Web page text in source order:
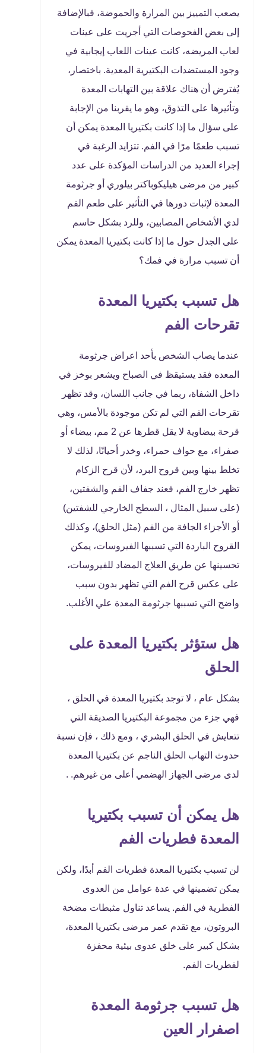
يصعب التمييز بين المرارة والحموضة، فبالإضافة
إلى بعض الفحوصات التي أجريت على عينات
لعاب المريضه، كانت عينات اللعاب إيجابية في
وجود المستضدات البكتيرية المعدية. باختصار،
يُفترض أن هناك علاقة بين التهابات المعدة
وتأثيرها على التذوق، وهو ما يقربنا من الإجابة
على سؤال ما إذا كانت بكتيريا المعدة يمكن أن
تسبب طعمًا مرًا في الفم. تتزايد الرغبة في
إجراء العديد من الدراسات المؤكدة على عدد
كبير من مرضى هيليكوباكتر بيلوري أو جرثومة
المعدة لإثبات دورها في التأثير على طعم الفم
لدي الأشخاص المصابين، وللرد بشكل حاسم
على الجدل حول ما إذا كانت بكتيريا المعدة يمكن
أن تسبب مرارة في فمك؟
هل تسبب بكتيريا المعدة
تقرحات الفم
عندما يصاب الشخص بأحد اعراض جرثومة
المعده فقد يستيقظ في الصباح ويشعر بوخز في
داخل الشفاة، ربما في جانب اللسان، وقد تظهر
تقرحات الفم التي لم تكن موجودة بالأمس، وهي
قرحة بيضاوية لا يقل قطرها عن 2 مم، بيضاء أو
صفراء، مع حواف حمراء، وخدر أحيانًا، لذلك لا
تخلط بينها وبين قروح البرد، لأن قرح الزكام
تظهر خارج الفم، فعند جفاف الفم والشفتين،
(على سبيل المثال ، السطح الخارجي للشفتين)
أو الأجزاء الجافة من الفم (مثل الحلق)، وكذلك
القروح الباردة التي تسببها الفيروسات، يمكن
تحسينها عن طريق العلاج المضاد للفيروسات،
على عكس قرح الفم التي تظهر بدون سبب
واضح التي تسببها جرثومة المعدة علي الأغلب.
هل ستؤثر بكتيريا المعدة على
الحلق
بشكل عام ، لا توجد بكتيريا المعدة في الحلق ،
فهي جزء من مجموعة البكتيريا الصديقة التي
تتعايش في الحلق البشري ، ومع ذلك ، فإن نسبة
حدوث التهاب الحلق الناجم عن بكتيريا المعدة
لدى مرضى الجهاز الهضمي أعلى من غيرهم. .
هل يمكن أن تسبب بكتيريا
المعدة فطريات الفم
لن تسبب بكتيريا المعدة فطريات الفم أبدًا، ولكن
يمكن تضمينها في عدة عوامل من العدوى
الفطرية في الفم. يساعد تناول مثبطات مضخة
البروتون، مع تقدم عمر مرضى بكتيريا المعدة،
بشكل كبير على خلق عدوى بيئية محفزة
لفطريات الفم.
هل تسبب جرثومة المعدة
اصفرار العين